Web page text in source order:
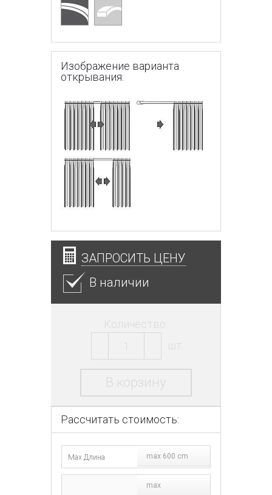
Изображение варианта
открывания:
ЗАПРОСИТЬ ЦЕНУ
В наличии
Количество:
шт.
В корзину
Рассчитать стоимость:
max 600 cm
max